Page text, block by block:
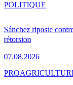
Sánchez riposte
rétorsion
07.08.2026
POLITIQUE
PRO